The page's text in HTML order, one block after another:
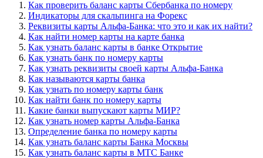
Как проверить баланс карты Сбербанка по номеру
Индикаторы для скальпинга на Форекс
Реквизиты карты Альфа-Банка: что это и как их найти?
Как найти номер карты на карте банка
Как узнать баланс карты в банке Открытие
Как узнать банк по номеру карты
Как узнать реквизиты своей карты Альфа-Банка
Как называются карты банка
Как узнать по номеру карты банк
Как найти банк по номеру карты
Какие банки выпускают карты МИР?
Как узнать номер карты Альфа-Банка
Определение банка по номеру карты
Как узнать баланс карты Банка Москвы
Как узнать баланс карты в МТС Банке